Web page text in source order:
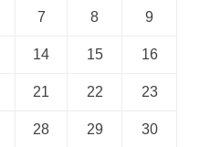
7 8 9
14 15 16
21 22 23
28 29 30